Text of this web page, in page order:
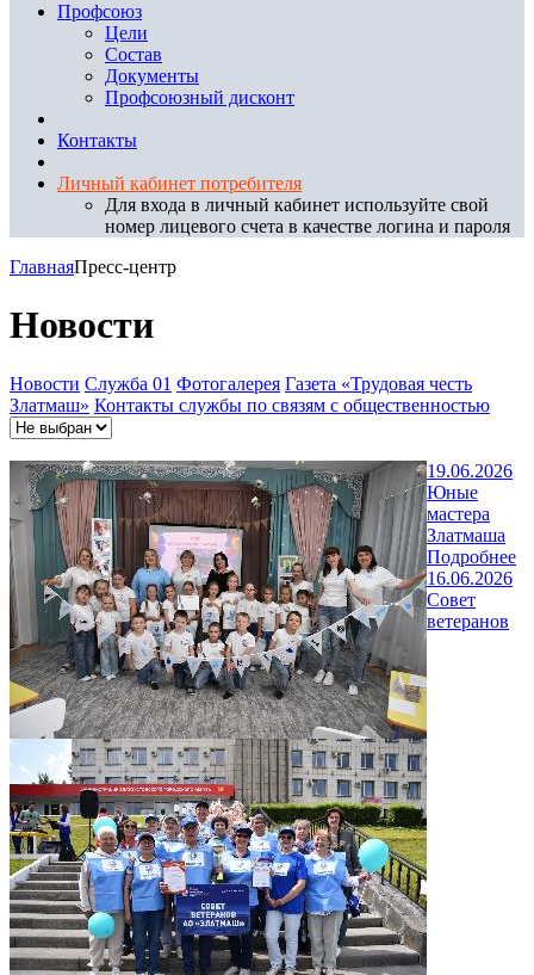
Профсоюз
Цели
Состав
Документы
Профсоюзный дисконт
Контакты
Личный кабинет потребителя
Для входа в личный кабинет используйте свой
номер лицевого счета в качестве логина и пароля
ГлавнаяПресс-центр
Новости
Новости Служба 01 Фотогалерея Газета «Трудовая честь
Златмаш» Контакты службы по связям с общественностью
19.06.2026
Юные
мастера
Златмаша
Подробнее
16.06.2026
Совет
ветеранов